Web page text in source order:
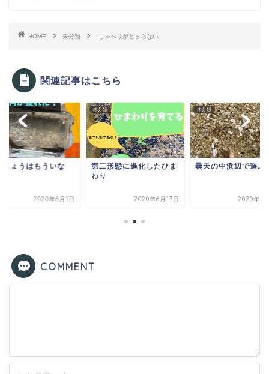
HOME 未分類 しゃべりがとまらない
関連記事はこちら
ょうはもういな
2020年6月1日
未分類
第二形態に進化したひま
わり
2020年6月13日
未分類
曇天の中浜辺で遊ぶ
2020年6
COMMENT